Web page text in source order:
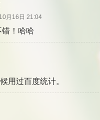
月16日 21:04
！哈哈
用过百度统计。